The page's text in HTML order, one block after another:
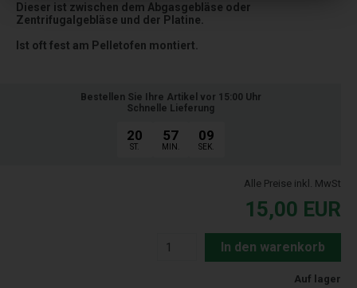
Dieser ist zwischen dem Abgasgebläse oder
Zentrifugalgebläse und der Platine.
Ist oft fest am Pelletofen montiert.
Bestellen Sie Ihre Artikel vor 15:00 Uhr
Schnelle Lieferung
20
ST.
57
MIN.
08
SEK.
Alle Preise inkl. MwSt
15,00 EUR
In den warenkorb
Auf lager